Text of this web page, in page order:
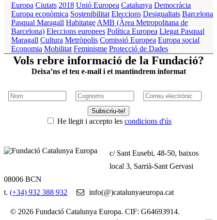
Europa Ciutats 2018 Unió Europea Catalunya Democràcia
Europa econòmica Sostenibilitat Eleccions Desigualtats Barcelona
Pasqual Maragall Habitatge AMB (Àrea Metropolitana de
Barcelona) Eleccions europees Política Europea Llegat Pasqual
Maragall Cultura Metròpolis Comissió Europea Europa social
Economia Mobilitat Feminisme Protecció de Dades
Vols rebre informació de la Fundació?
Deixa’ns el teu e-mail i et mantindrem informat
Subscriu-te!
He llegit i accepto les condicions d'ús
c/ Sant Eusebi, 48-50, baixos
local 3, Sarrià-Sant Gervasi
08006 BCN
t. (+34) 932 388 932 info(@)catalunyaeuropa.cat
© 2026 Fundació Catalunya Europa. CIF: G64693914.